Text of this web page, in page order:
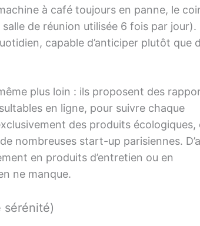
à café toujours en panne, le
de réunion utilisée 6 fois par jour).
capable d’anticiper plutôt que
plus loin : ils proposent des
en ligne, pour suivre chaque
des produits écologiques,
nombreuses start-up parisiennes.
en produits d’entretien ou en
ne manque.
sérénité)